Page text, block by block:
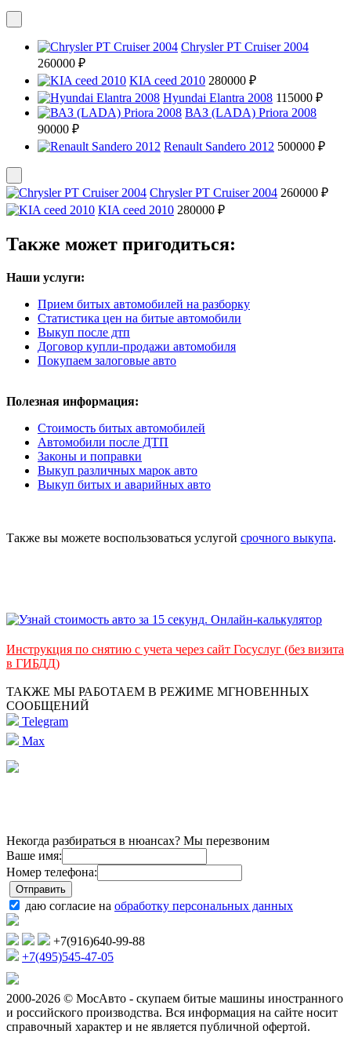
Chrysler PT Cruiser 2004
260000 ₽
KIA ceed 2010 280000 ₽
Hyundai Elantra 2008 115000 ₽
ВАЗ (LADA) Priora 2008
90000 ₽
Renault Sandero 2012 500000 ₽
Chrysler PT Cruiser 2004 260000 ₽
KIA ceed 2010 280000 ₽
Также может пригодиться:
Наши услуги:
Прием битых автомобилей на разборку
Статистика цен на битые автомобили
Выкуп после дтп
Договор купли-продажи автомобиля
Покупаем залоговые авто
Полезная информация:
Стоимость битых автомобилей
Автомобили после ДТП
Законы и поправки
Выкуп различных марок авто
Выкуп битых и аварийных авто
Также вы можете воспользоваться услугой срочного выкупа.
Инструкция по снятию с учета через сайт Госуслуг (без визита
в ГИБДД)
ТАКЖЕ МЫ РАБОТАЕМ В РЕЖИМЕ МГНОВЕННЫХ
СООБЩЕНИЙ
Telegram
Max
Некогда разбираться в нюансах? Мы перезвоним
Ваше имя:
Номер телефона:
даю согласие на обработку персональных данных
+7(916)640-99-88
+7(495)545-47-05
2000-2026 © МосАвто - скупаем битые машины иностранного
и российского производства. Вся информация на сайте носит
справочный характер и не является публичной офертой.